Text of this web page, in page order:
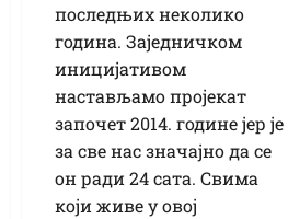
последњих неколико
година. Заједничком
иницијативом
настављамо пројекат
започет 2014. године јер је
за све нас значајно да се
он ради 24 сата. Свима
који живе у овој